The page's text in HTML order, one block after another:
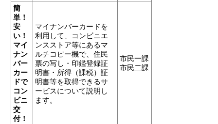
簡
単！
安
い！
マイ
ナン
バー
カー
ドで
コン
ビニ
交
付！
マイナンバーカードを
利用して、コンビニエ
ンスストア等にあるマ
ルチコピー機で、住民
票の写し・印鑑登録証
明書・所得（課税）証
明書等を取得できるサ
ービスについて説明し
ます。
市民一課
市民二課